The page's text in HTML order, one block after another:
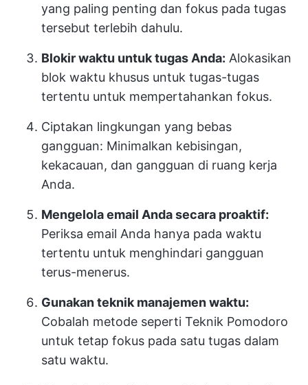
yang paling penting dan fokus pada tugas
tersebut terlebih dahulu.
Blokir waktu untuk tugas Anda: Alokasikan
blok waktu khusus untuk tugas-tugas
tertentu untuk mempertahankan fokus.
Ciptakan lingkungan yang bebas
gangguan: Minimalkan kebisingan,
kekacauan, dan gangguan di ruang kerja
Anda.
Mengelola email Anda secara proaktif:
Periksa email Anda hanya pada waktu
tertentu untuk menghindari gangguan
terus-menerus.
Gunakan teknik manajemen waktu:
Cobalah metode seperti Teknik Pomodoro
untuk tetap fokus pada satu tugas dalam
satu waktu.